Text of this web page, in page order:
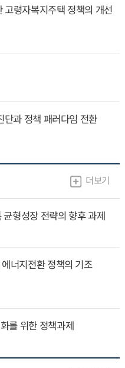
고령자복지주택 정책의 개선
과 정책 패러다임 전환
더보기
형성장 전략의 향후 과제
너지전환 정책의 기조
를 위한 정책과제